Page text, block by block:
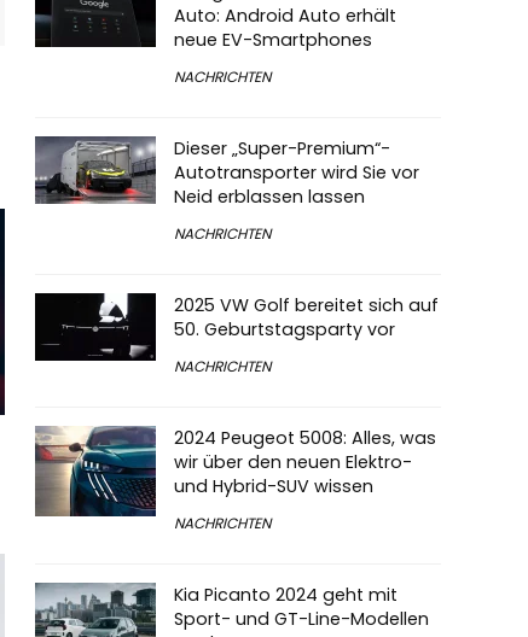
Auto: Android Auto erhält
neue EV-Smartphones
NACHRICHTEN
Dieser „Super-Premium“-
Autotransporter wird Sie vor
Neid erblassen lassen
NACHRICHTEN
2025 VW Golf bereitet sich auf
50. Geburtstagsparty vor
NACHRICHTEN
2024 Peugeot 5008: Alles, was
wir über den neuen Elektro-
und Hybrid-SUV wissen
NACHRICHTEN
Kia Picanto 2024 geht mit
Sport- und GT-Line-Modellen